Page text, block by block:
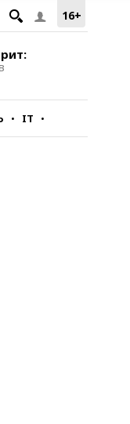
16+
IT